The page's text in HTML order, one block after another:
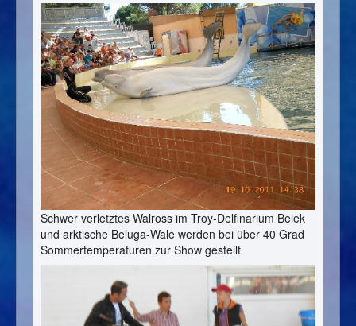
Schwer verletztes Walross im Troy-Delfinarium Belek
und arktische Beluga-Wale werden bei über 40 Grad
Sommertemperaturen zur Show gestellt